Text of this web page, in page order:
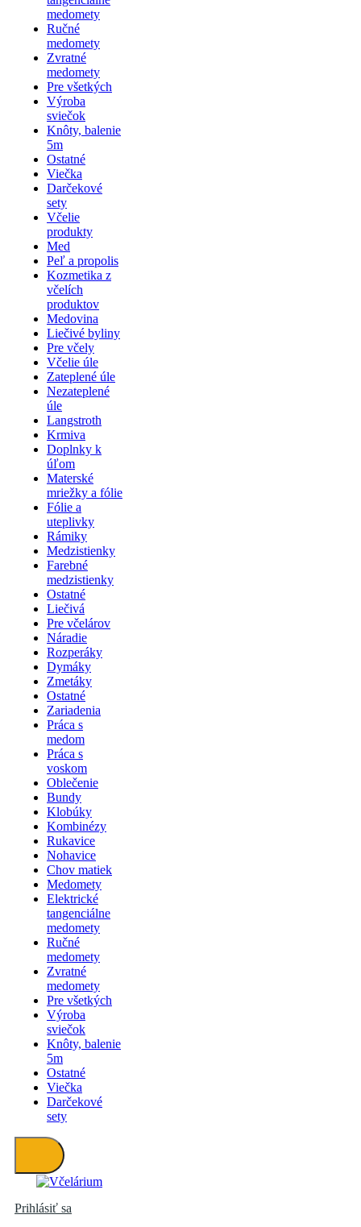
medomety
Ručné
medomety
Zvratné
medomety
Pre všetkých
Výroba
sviečok
Knôty, balenie
5m
Ostatné
Viečka
Darčekové
sety
Včelie
produkty
Med
Peľ a propolis
Kozmetika z
včelích
produktov
Medovina
Liečivé byliny
Pre včely
Včelie úle
Zateplené úle
Nezateplené
úle
Langstroth
Krmiva
Doplnky k
úľom
Materské
mriežky a fólie
Fólie a
uteplivky
Rámiky
Medzistienky
Farebné
medzistienky
Ostatné
Liečivá
Pre včelárov
Náradie
Rozperáky
Dymáky
Zmetáky
Ostatné
Zariadenia
Práca s
medom
Práca s
voskom
Oblečenie
Bundy
Klobúky
Kombinézy
Rukavice
Nohavice
Chov matiek
Medomety
Elektrické
tangenciálne
medomety
Ručné
medomety
Zvratné
medomety
Pre všetkých
Výroba
sviečok
Knôty, balenie
5m
Ostatné
Viečka
Darčekové
sety
Prihlásiť sa